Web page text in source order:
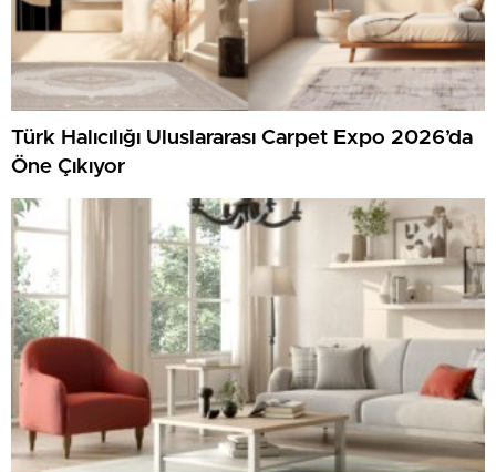
Türk Halıcılığı Uluslararası Carpet Expo 2026’da
Öne Çıkıyor